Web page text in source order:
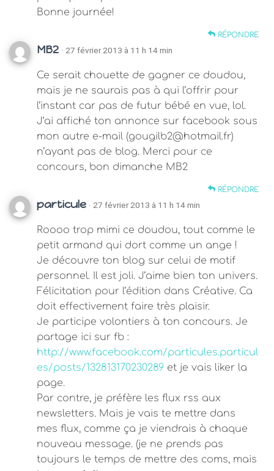
Bonne journée!
RÉPONDRE
MB2 · 27 février 2013 à 11 h 14 min
Ce serait chouette de gagner ce doudou,
mais je ne saurais pas à qui l’offrir pour
l’instant car pas de futur bébé en vue, lol.
J’ai affiché ton annonce sur facebook sous
mon autre e-mail (gougilb2@hotmail.fr)
n’ayant pas de blog. Merci pour ce
concours, bon dimanche MB2
RÉPONDRE
particule · 27 février 2013 à 11 h 14 min
Roooo trop mimi ce doudou, tout comme le
petit armand qui dort comme un ange !
Je découvre ton blog sur celui de motif
personnel. Il est joli. J’aime bien ton univers.
Félicitation pour l’édition dans Créative. Ca
doit effectivement faire très plaisir.
Je participe volontiers à ton concours. Je
partage ici sur fb :
http://www.facebook.com/particules.particul
es/posts/132813170230289 et je vais liker la
page.
Par contre, je préfère les flux rss aux
newsletters. Mais je vais te mettre dans
mes flux, comme ça je viendrais à chaque
nouveau message. (je ne prends pas
toujours le temps de mettre des coms, mais